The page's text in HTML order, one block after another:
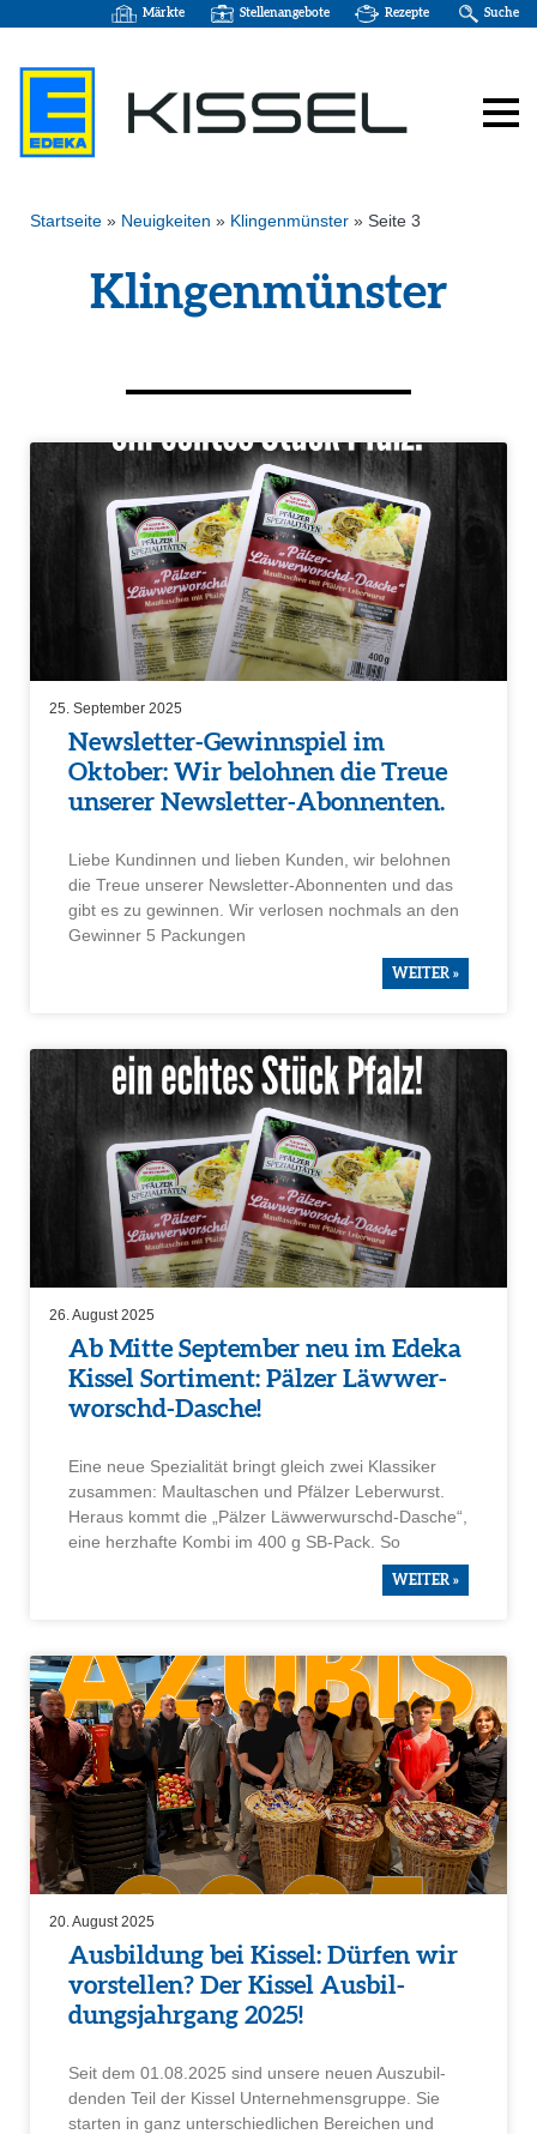
Märkte Stellenangebote Rezepte Suche
Startseite » Neuigkeiten » Klingenmünster » Seite 3
Klingenmünster
Newsletter-Gewinn­spiel im
Oktober: Wir belohnen die Treue
unserer Newsletter-Abonnenten.
Liebe Kundinnen und lieben Kunden, wir belohnen
die Treue unserer Newsletter-Abonnenten und das
gibt es zu gewinnen. Wir verlosen nochmals an den
Gewinner 5 Packungen
WEITER »
25. September 2025
Ab Mitte September neu im Edeka
Kissel Sorti­ment: Pälzer Läwwer­
worschd-Dasche!
Eine neue Spezia­lität bringt gleich zwei Klassiker
zusammen: Maulta­schen und Pfälzer Leber­wurst.
Heraus kommt die „Pälzer Läwwer­wurschd-Dasche“,
eine herzhafte Kombi im 400 g SB-Pack. So
WEITER »
26. August 2025
Ausbil­dung bei Kissel: Dürfen wir
vorstellen? Der Kissel Ausbil­
dungs­jahr­gang 2025!
Seit dem 01.08.2025 sind unsere neuen Auszu­bil­
denden Teil der Kissel Unter­neh­mens­gruppe. Sie
starten in ganz unter­schied­li­chen Berei­chen und
20. August 2025